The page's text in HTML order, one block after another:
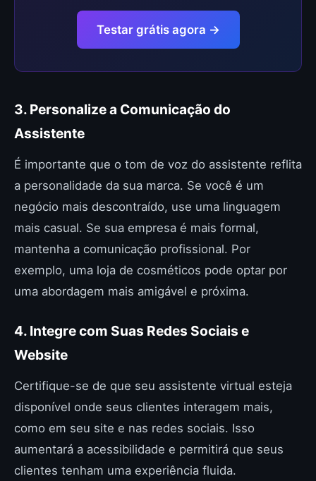
Testar grátis agora →
3. Personalize a Comunicação do
Assistente
É importante que o tom de voz do assistente reflita
a personalidade da sua marca. Se você é um
negócio mais descontraído, use uma linguagem
mais casual. Se sua empresa é mais formal,
mantenha a comunicação profissional. Por
exemplo, uma loja de cosméticos pode optar por
uma abordagem mais amigável e próxima.
4. Integre com Suas Redes Sociais e
Website
Certifique-se de que seu assistente virtual esteja
disponível onde seus clientes interagem mais,
como em seu site e nas redes sociais. Isso
aumentará a acessibilidade e permitirá que seus
clientes tenham uma experiência fluida.